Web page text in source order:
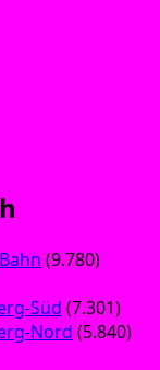
(9.780)
Süd (7.301)
Nord (5.840)